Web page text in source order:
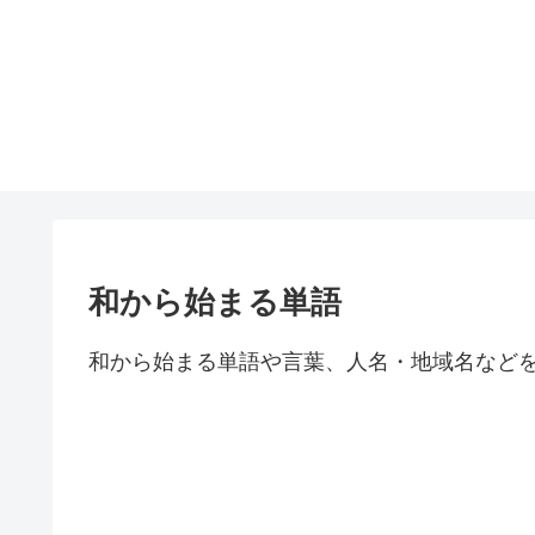
和から始まる単語
和から始まる単語や言葉、人名・地域名など